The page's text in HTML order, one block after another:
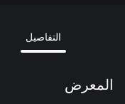
التفاصيل
المعرض